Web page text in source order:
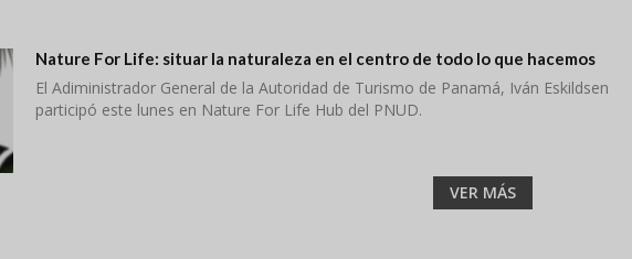
Nature For Life: situar la naturaleza en el centro de todo lo que hacemos
El Adiministrador General de la Autoridad de Turismo de Panamá, Iván Eskildsen
participó este lunes en Nature For Life Hub del PNUD.
VER MÁS